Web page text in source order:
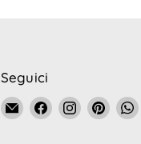
Seguici
Email
La
TrovaciTrovaciTrovaci